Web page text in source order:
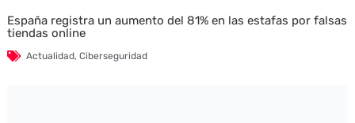
España registra un aumento del 81% en las estafas por falsas
tiendas online
Actualidad, Ciberseguridad